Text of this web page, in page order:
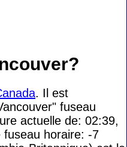
. Il est
fuseau
actuelle de: 02:39,
horaire: -7